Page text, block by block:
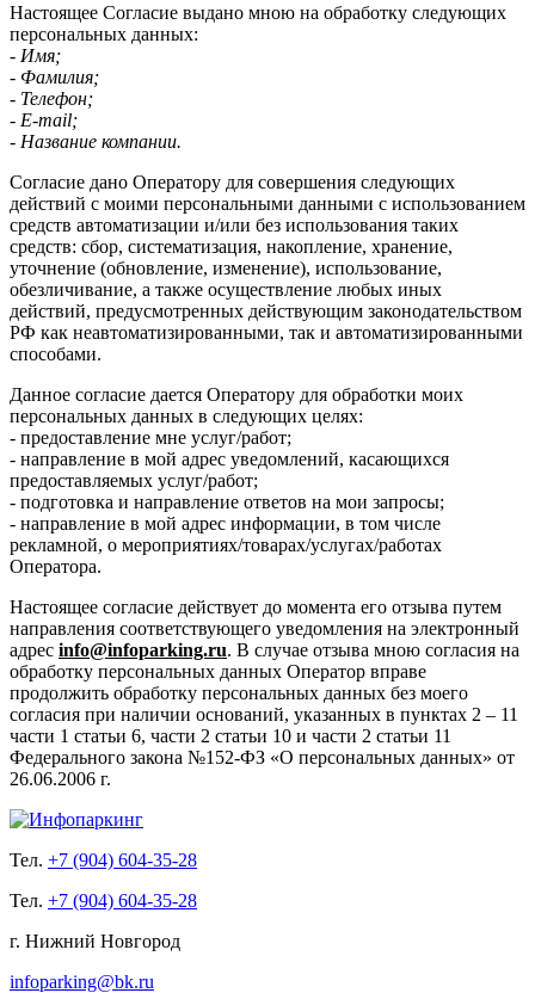
Настоящее Согласие выдано мною на обработку следующих
персональных данных:
- Имя;
- Фамилия;
- Телефон;
- E-mail;
- Название компании.
Согласие дано Оператору для совершения следующих
действий с моими персональными данными с использованием
средств автоматизации и/или без использования таких
средств: сбор, систематизация, накопление, хранение,
уточнение (обновление, изменение), использование,
обезличивание, а также осуществление любых иных
действий, предусмотренных действующим законодательством
РФ как неавтоматизированными, так и автоматизированными
способами.
Данное согласие дается Оператору для обработки моих
персональных данных в следующих целях:
- предоставление мне услуг/работ;
- направление в мой адрес уведомлений, касающихся
предоставляемых услуг/работ;
- подготовка и направление ответов на мои запросы;
- направление в мой адрес информации, в том числе
рекламной, о мероприятиях/товарах/услугах/работах
Оператора.
Настоящее согласие действует до момента его отзыва путем
направления соответствующего уведомления на электронный
адрес info@infoparking.ru. В случае отзыва мною согласия на
обработку персональных данных Оператор вправе
продолжить обработку персональных данных без моего
согласия при наличии оснований, указанных в пунктах 2 – 11
части 1 статьи 6, части 2 статьи 10 и части 2 статьи 11
Федерального закона №152-ФЗ «О персональных данных» от
26.06.2006 г.
Тел. +7 (904) 604-35-28
Тел. +7 (904) 604-35-28
г. Нижний Новгород
infoparking@bk.ru